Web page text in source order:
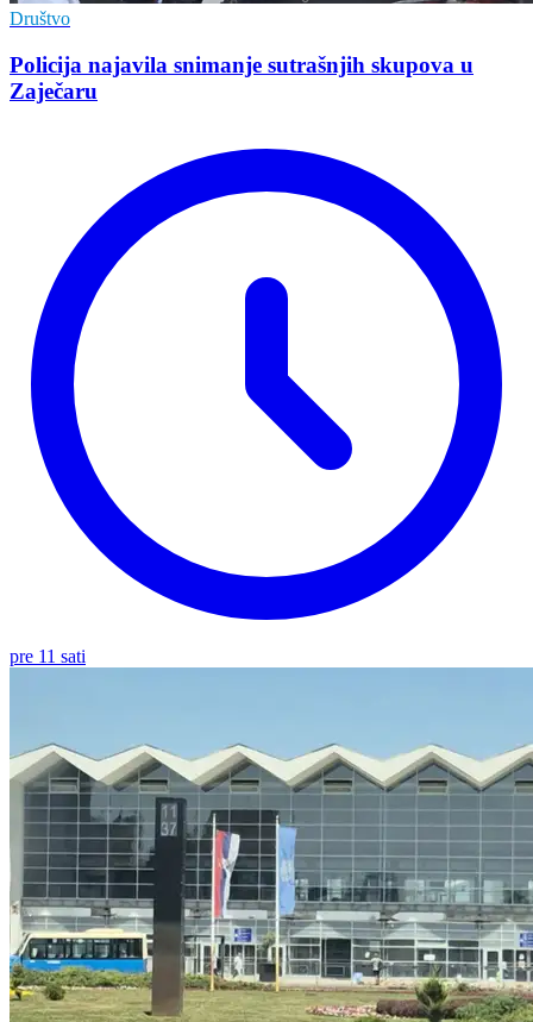
Društvo
Policija najavila snimanje sutrašnjih skupova u
Zaječaru
pre 11 sati